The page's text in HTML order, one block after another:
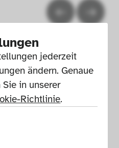
jederzeit
ändern. Genaue
Informationen finden Sie in unserer
Richtlinie.